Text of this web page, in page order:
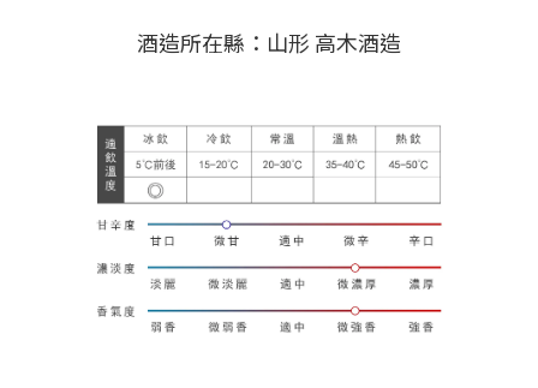
酒造所在縣：山形 高木酒造